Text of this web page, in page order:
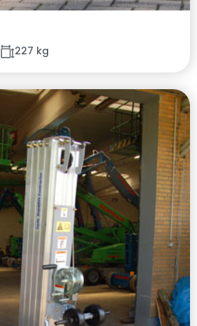
227 kg